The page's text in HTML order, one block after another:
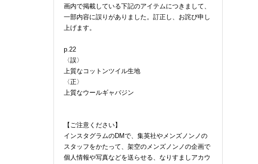
画内で掲載している下記のアイテムにつきまして、
一部内容に誤りがありました。訂正し、お詫び申し
上げます。
p.22
〈誤〉
上質なコットンツイル生地
〈正〉
上質なウールギャバジン
【ご注意ください】
インスタグラムのDMで、集英社やメンズノンノの
スタッフをかたって、架空のメンズノンノの企画で
個人情報や写真などを送らせる、なりすましアカウ